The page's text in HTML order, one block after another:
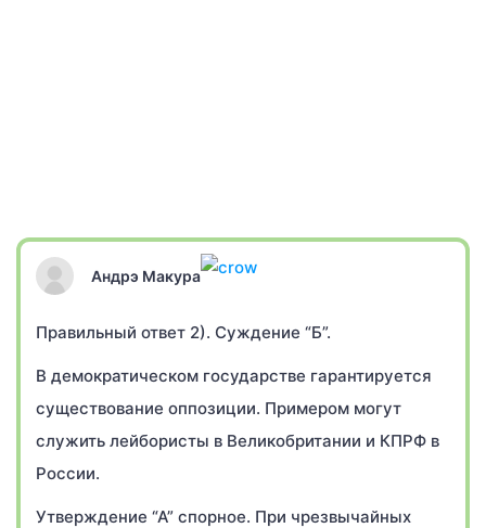
Андрэ Макура
Правильный ответ 2). Суждение “Б”.
В демократическом государстве гарантируется
существование оппозиции. Примером могут
служить лейбористы в Великобритании и КПРФ в
России.
Утверждение “А” спорное. При чрезвычайных